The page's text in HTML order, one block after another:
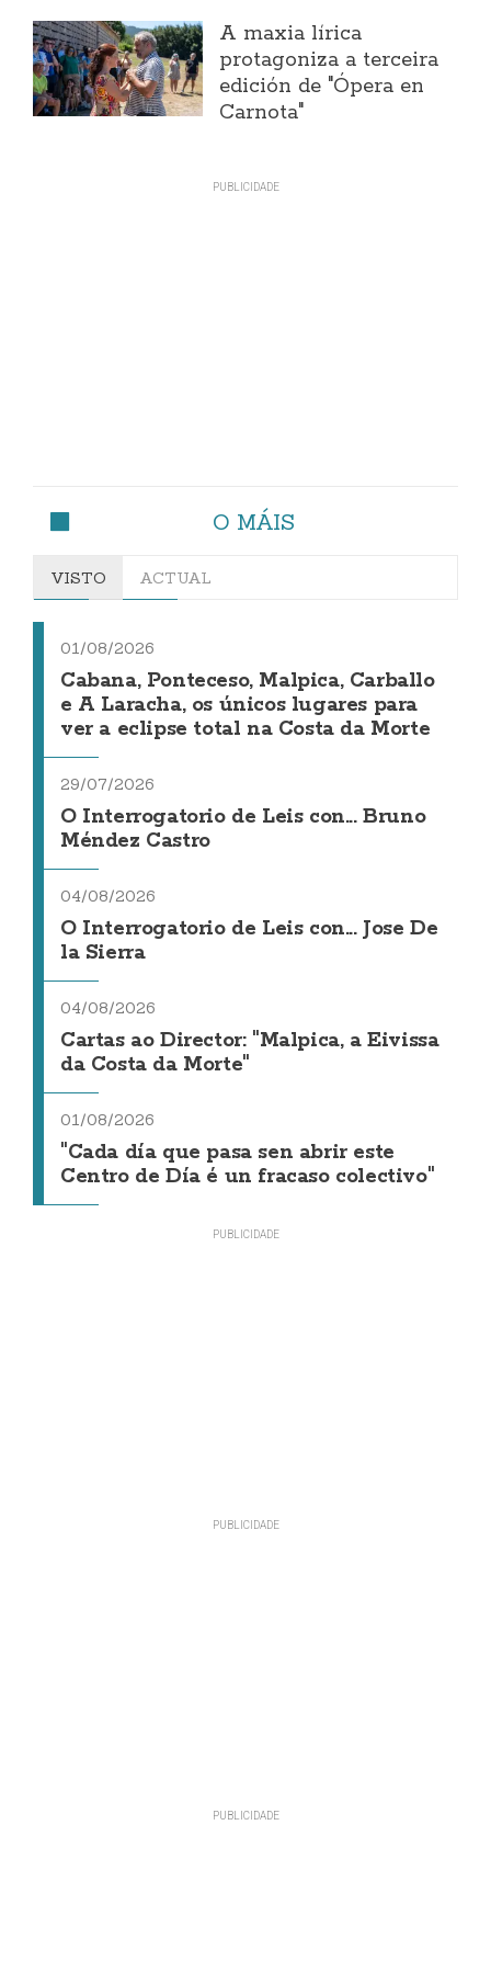
A maxia lírica
protagoniza a terceira
edición de "Ópera en
Carnota"
O MÁIS
VISTO ACTUAL
01/08/2026
Cabana, Ponteceso, Malpica, Carballo
e A Laracha, os únicos lugares para
ver a eclipse total na Costa da Morte
29/07/2026
O Interrogatorio de Leis con... Bruno
Méndez Castro
04/08/2026
O Interrogatorio de Leis con... Jose De
la Sierra
04/08/2026
Cartas ao Director: "Malpica, a Eivissa
da Costa da Morte"
01/08/2026
"Cada día que pasa sen abrir este
Centro de Día é un fracaso colectivo"